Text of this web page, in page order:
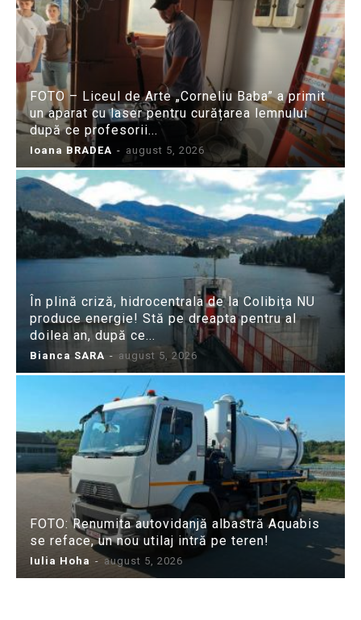
FOTO – Liceul de Arte „Corneliu Baba” a primit
un aparat cu laser pentru curățarea lemnului
după ce profesorii...
Ioana BRADEA - august 5, 2026
În plină criză, hidrocentrala de la Colibița NU
produce energie! Stă pe dreapta pentru al
doilea an, după ce...
Bianca SARA - august 5, 2026
FOTO: Renumita autovidanjă albastră Aquabis
se reface, un nou utilaj intră pe teren!
Iulia Hoha - august 5, 2026